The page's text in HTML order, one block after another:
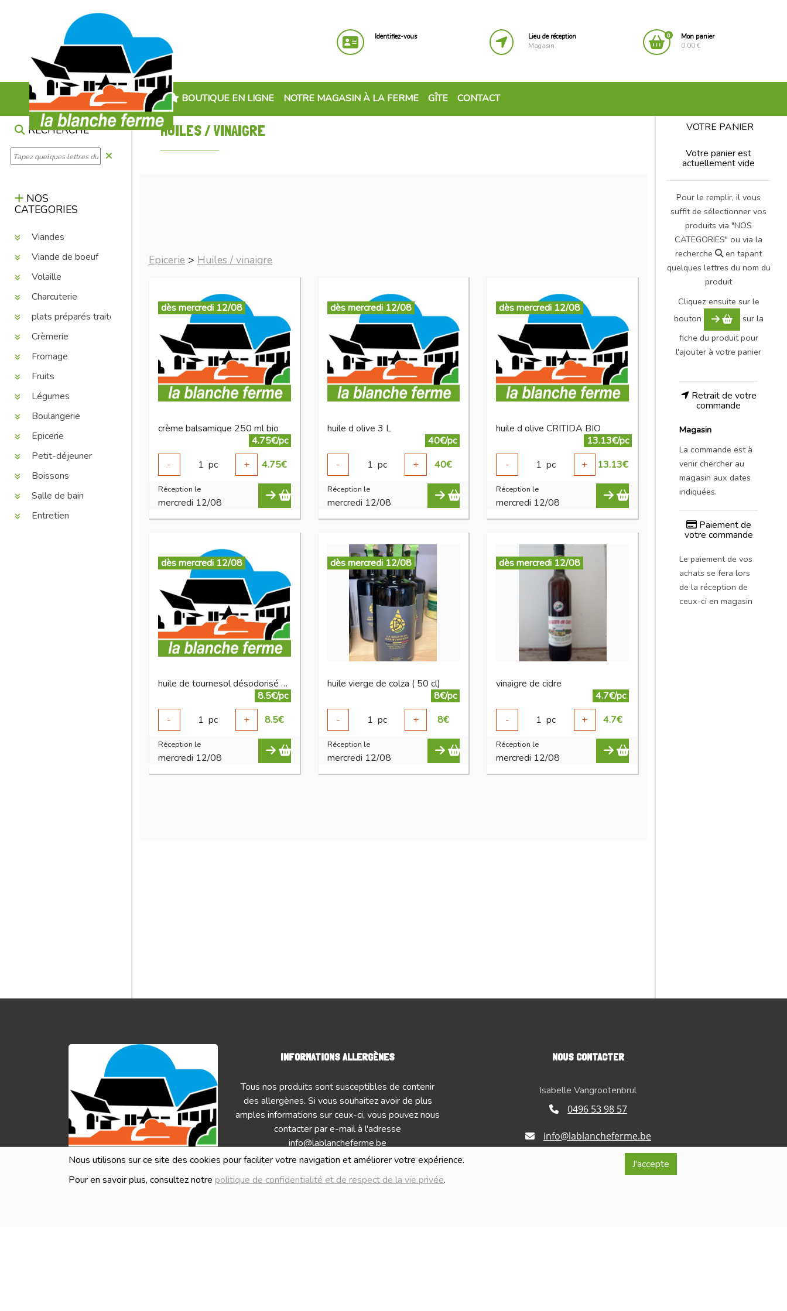
Nous utilisons sur ce site des cookies pour faciliter votre navigation et améliorer votre expérience.
Pour en savoir plus, consultez notre politique de confidentialité et de respect de la vie privée.
J'accepte
Identifiez-vous
Lieu de réception
Magasin
0
Mon panier
0.00 €
BOUTIQUE EN LIGNE NOTRE MAGASIN À LA FERME GÎTE CONTACT
RECHERCHE
NOS
CATEGORIES
Viandes
Viande de boeuf
Volaille
Charcuterie
plats préparés traiteur
Crèmerie
Fromage
Fruits
Légumes
Boulangerie
Epicerie
Petit-déjeuner
Boissons
Salle de bain
Entretien
HUILES / VINAIGRE
Epicerie > Huiles / vinaigre
dès mercredi 12/08
crème balsamique 250 ml bio
4.75€/pc
-
1 pc + 4.75€
Réception le
mercredi 12/08
dès mercredi 12/08
huile d olive 3 L
40€/pc
-
1 pc + 40€
Réception le
mercredi 12/08
dès mercredi 12/08
huile d olive CRITIDA BIO
13.13€/pc
-
1 pc + 13.13€
Réception le
mercredi 12/08
dès mercredi 12/08
huile de tournesol désodorisé BIO 750 ml
8.5€/pc
-
1 pc + 8.5€
Réception le
mercredi 12/08
dès mercredi 12/08
huile vierge de colza ( 50 cl)
8€/pc
-
1 pc + 8€
Réception le
mercredi 12/08
dès mercredi 12/08
vinaigre de cidre
4.7€/pc
-
1 pc + 4.7€
Réception le
mercredi 12/08
VOTRE PANIER
Votre panier est
actuellement vide
Pour le remplir, il vous
suffit de sélectionner vos
produits via "NOS
CATEGORIES" ou via la
recherche
en tapant
quelques lettres du nom du
produit
Cliquez ensuite sur le
bouton
sur la
fiche du produit pour
l'ajouter à votre panier
Retrait de votre
commande
Magasin
La commande est à
venir chercher au
magasin aux dates
indiquées.
Paiement de
votre commande
Le paiement de vos
achats se fera lors
de la réception de
ceux-ci en magasin
HEURES D'OUVERTURE
INFORMATIONS ALLERGÈNES
Tous nos produits sont susceptibles de contenir
des allergènes. Si vous souhaitez avoir de plus
amples informations sur ceux-ci, vous pouvez nous
contacter par e-mail à l'adresse
info@lablancheferme.be
NOUS CONTACTER
Isabelle Vangrootenbrul
0496 53 98 57
info@lablancheferme.be
Rue de la Loge 26, 7866 Lessines